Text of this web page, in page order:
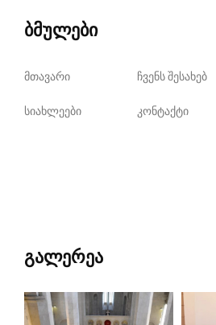
ბმულები
მთავარი ჩვენს შესახებ
სიახლეები კონტაქტი
გალერეა